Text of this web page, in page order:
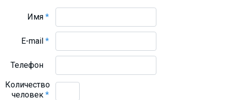
Имя*
E-mail*
Телефон
Количество
человек*